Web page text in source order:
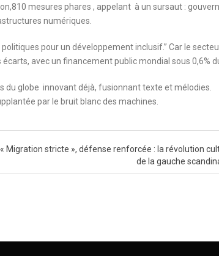
mesures phares , appelant à un sursaut :
numériques.
pour un développement inclusif.” Car le
avec un financement public mondial sous 0,6%
du globe innovant déjà, fusionnant texte et mélodies.
par le bruit blanc des machines.
« Migration stricte », défense renforcée : la révolution
de la gauche